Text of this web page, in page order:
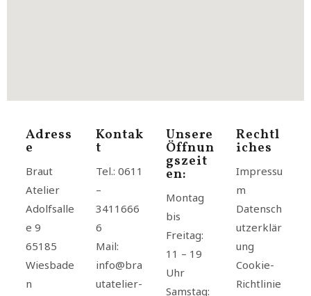
Adress
E
Braut
Atelier
Adolfsalle
e 9
65185
Wiesbade
n
Kontak
T
Tel.:0611
–
3411666
6
Mail:
info@bra
utatelier-
Unsere
Öffnun
Gszeit
En:
Montag
bis
Freitag:
11 – 19
Uhr
Samstag:
Rechtl
Iches
Impressu
m
Datensch
utzerklär
ung
Cookie-
Richtlinie